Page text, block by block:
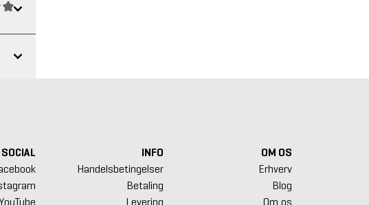
SOCIAL
INFO
Handelsbetingelser
Betaling
Levering
OM OS
Erhverv
Blog
Om os